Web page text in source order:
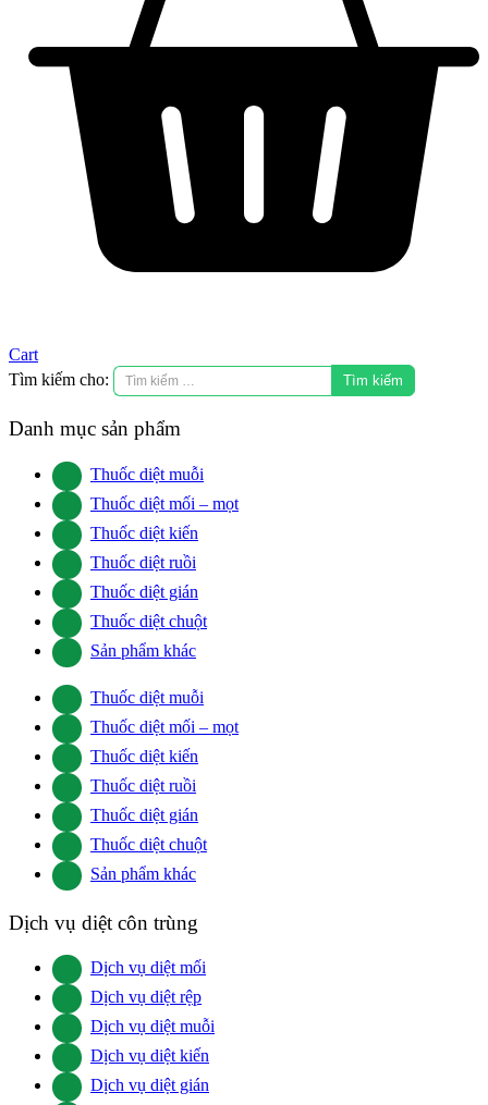
Cart
Tìm kiếm cho:
Danh mục sản phẩm
Thuốc diệt muỗi
Thuốc diệt mối – mọt
Thuốc diệt kiến
Thuốc diệt ruồi
Thuốc diệt gián
Thuốc diệt chuột
Sản phẩm khác
Thuốc diệt muỗi
Thuốc diệt mối – mọt
Thuốc diệt kiến
Thuốc diệt ruồi
Thuốc diệt gián
Thuốc diệt chuột
Sản phẩm khác
Dịch vụ diệt côn trùng
Dịch vụ diệt mối
Dịch vụ diệt rệp
Dịch vụ diệt muỗi
Dịch vụ diệt kiến
Dịch vụ diệt gián